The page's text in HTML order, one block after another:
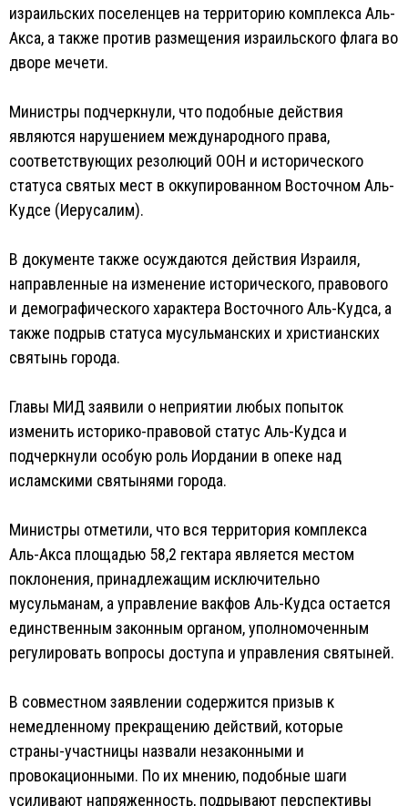
израильских поселенцев на территорию комплекса Аль-
Акса, а также против размещения израильского флага во
дворе мечети.
Министры подчеркнули, что подобные действия
являются нарушением международного права,
соответствующих резолюций ООН и исторического
статуса святых мест в оккупированном Восточном Аль-
Кудсе (Иерусалим).
В документе также осуждаются действия Израиля,
направленные на изменение исторического, правового
и демографического характера Восточного Аль-Кудса, а
также подрыв статуса мусульманских и христианских
святынь города.
Главы МИД заявили о неприятии любых попыток
изменить историко-правовой статус Аль-Кудса и
подчеркнули особую роль Иордании в опеке над
исламскими святынями города.
Министры отметили, что вся территория комплекса
Аль-Акса площадью 58,2 гектара является местом
поклонения, принадлежащим исключительно
мусульманам, а управление вакфов Аль-Кудса остается
единственным законным органом, уполномоченным
регулировать вопросы доступа и управления святыней.
В совместном заявлении содержится призыв к
немедленному прекращению действий, которые
страны-участницы назвали незаконными и
провокационными. По их мнению, подобные шаги
усиливают напряженность, подрывают перспективы